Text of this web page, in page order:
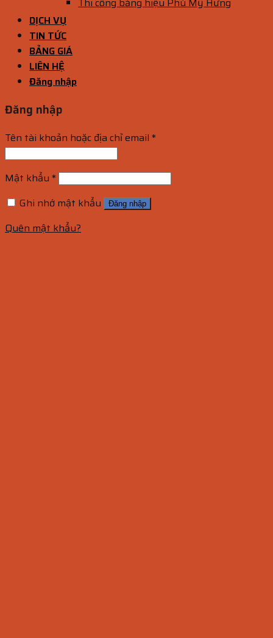
DỊCH VỤ
TIN TỨC
BẢNG GIÁ
LIÊN HỆ
Đăng nhập
Đăng nhập
Tên tài khoản hoặc địa chỉ email *
Mật khẩu *
Ghi nhớ mật khẩu
Đăng nhập
Quên mật khẩu?